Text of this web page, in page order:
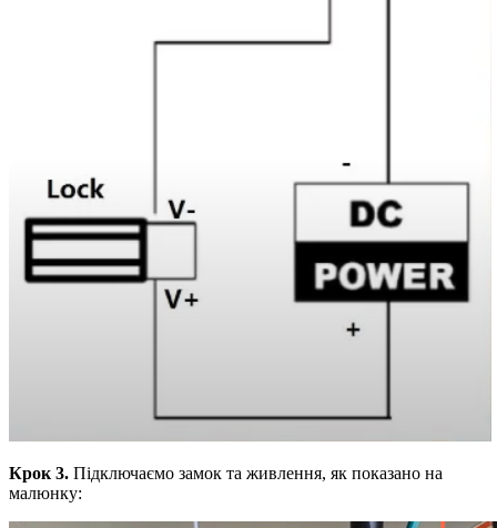
Крок 3. Підключаємо замок та живлення, як показано на
малюнку: